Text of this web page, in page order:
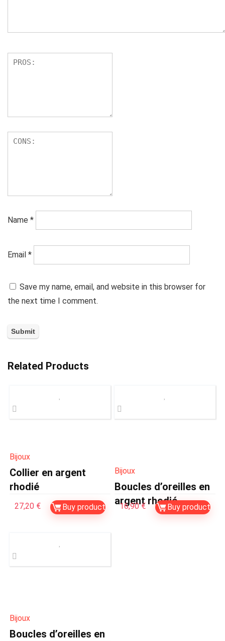
Name *
Email *
Save my name, email, and website in this browser for
the next time I comment.
Related Products
Bijoux
Collier en argent
rhodié
27,20 € Buy product
Bijoux
Boucles d’oreilles en
argent rhodié
16,90€ Buy product
Bijoux
Boucles d’oreilles en